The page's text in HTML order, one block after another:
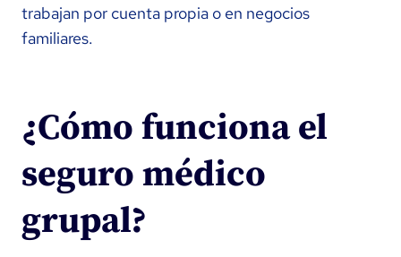
trabajan por cuenta propia o en negocios
familiares.
¿Cómo funciona el
seguro médico
grupal?